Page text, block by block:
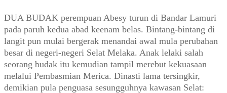
DUA BUDAK perempuan Abesy turun di Bandar Lamuri
pada paruh kedua abad keenam belas. Bintang-bintang di
langit pun mulai bergerak menandai awal mula perubahan
besar di negeri-negeri Selat Melaka. Anak lelaki salah
seorang budak itu kemudian tampil merebut kekuasaan
melalui Pembasmian Merica. Dinasti lama tersingkir,
demikian pula penguasa sesungguhnya kawasan Selat: